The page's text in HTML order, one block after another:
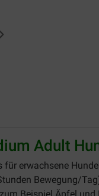
Adult
für erwachsene
Bewegung/